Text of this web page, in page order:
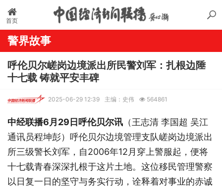
首页
警界故事
呼伦贝尔嵯岗边境派出所民警刘军：扎根边陲
十七载 铸就平安丰碑
2025-06-29 12:39 主编：史伟 564861
中经联播6月29日呼伦贝尔讯 （王志清 李国超 吴江
通讯员程坤彭）呼伦贝尔边境管理支队嵯岗边境派出
所三级警长刘军，自2006年12月穿上警服起，便将
十七载青春深深扎根于这片土地。这位移民管理警察
以日复一日的坚守与务实行动，诠释着对事业的赤诚